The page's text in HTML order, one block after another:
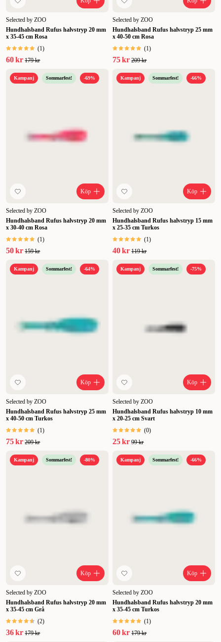
engagemang och kärlek det krävs för att ta hand om en älskad
fyrbent familjemedlem – vi hjälper dig genom att se till att du har alla
verktyg du behöver för er gemensamma resa.
Selected by ZOO
Hundhalsband Rufus halvstryp 20 mm
x 35-45 cm Rosa
(1)
60 kr 179 kr
Selected by ZOO
Hundhalsband Rufus halvstryp 25 mm
x 40-50 cm Rosa
(1)
75 kr 209 kr
Kampanj Sommarfest! -69%
Köp
Selected by ZOO
Hundhalsband Rufus halvstryp 20 mm
x 30-40 cm Rosa
(1)
50 kr 159 kr
Kampanj Sommarfest! -66%
Köp
Selected by ZOO
Hundhalsband Rufus halvstryp 15 mm
x 25-35 cm Turkos
(1)
40 kr 119 kr
Kampanj Sommarfest! -64%
Köp
Selected by ZOO
Hundhalsband Rufus halvstryp 25 mm
x 40-50 cm Turkos
(1)
75 kr 209 kr
Kampanj Sommarfest! -75%
Köp
Selected by ZOO
Hundhalsband Rufus halvstryp 10 mm
x 20-25 cm Svart
(0)
25 kr 99 kr
Kampanj Sommarfest! -80%
Köp
Selected by ZOO
Hundhalsband Rufus halvstryp 20 mm
x 35-45 cm Grå
(2)
36 kr 179 kr
Kampanj Sommarfest! -66%
Köp
Selected by ZOO
Hundhalsband Rufus halvstryp 20 mm
x 35-45 cm Turkos
(1)
60 kr 179 kr